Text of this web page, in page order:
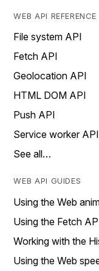
WEB API REFERENCE
File system API
Fetch API
Geolocation API
HTML DOM API
Push API
Service worker API
See all…
WEB API GUIDES
Using the Web
Using the Fetch
Working with the
Using the Web